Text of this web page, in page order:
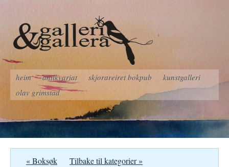
heim antikvariat skjorareiret bokpub
kunstgalleri
olav grimstad
« Boksøk Tilbake til kategorier »